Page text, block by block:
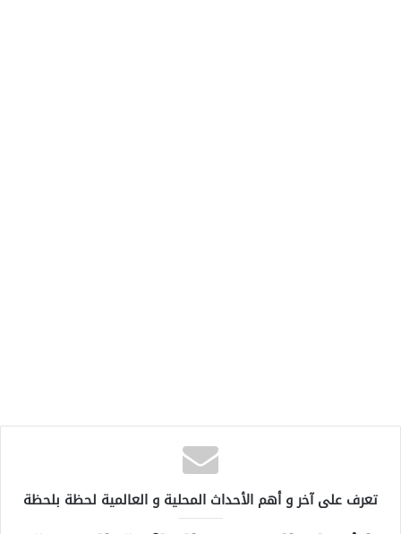
تعرف على آخر و أهم الأحداث المحلية و العالمية لحظة بلحظة